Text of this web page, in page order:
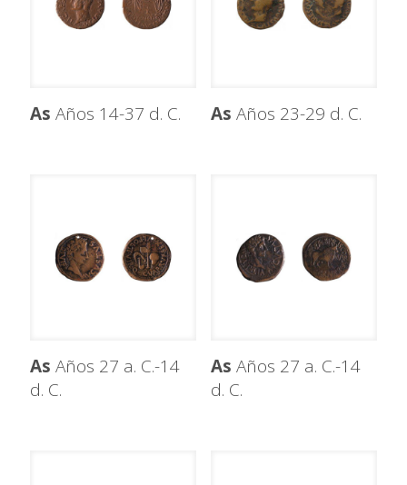
As Años 14-37 d. C. As Años 23-29 d. C.
As Años 27 a. C.-14
d. C.
As Años 27 a. C.-14
d. C.